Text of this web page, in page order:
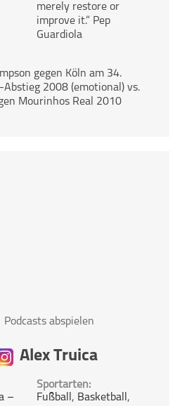
merely restore or
improve it.” Pep
Guardiola
gegen Köln am 34.
2008 (emotional) vs.
Mourinhos Real 2010
Podcasts abspielen
Alex Truica
–
Sportarten:
Fußball , Basketball ,